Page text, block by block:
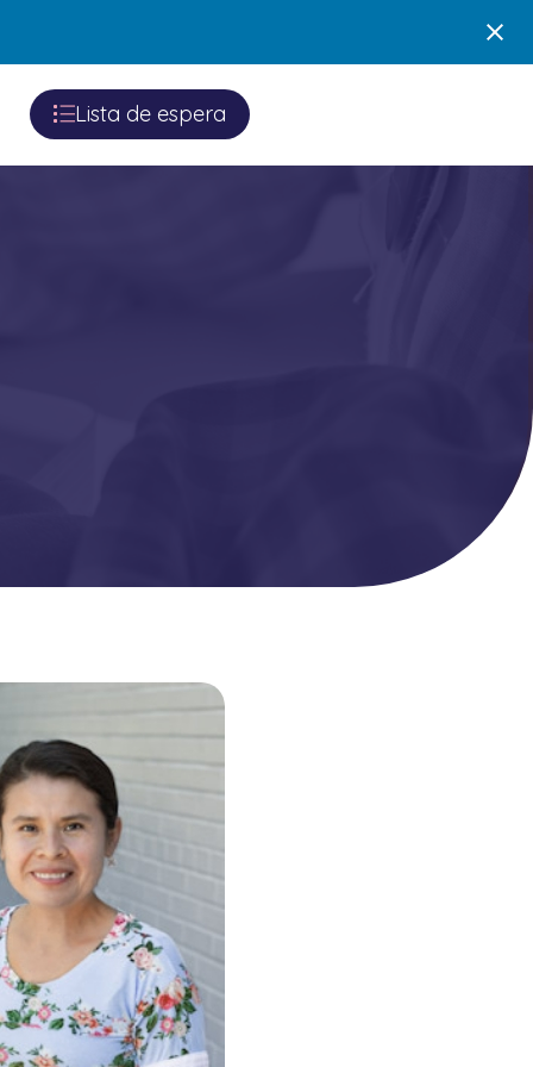
Lista de espera